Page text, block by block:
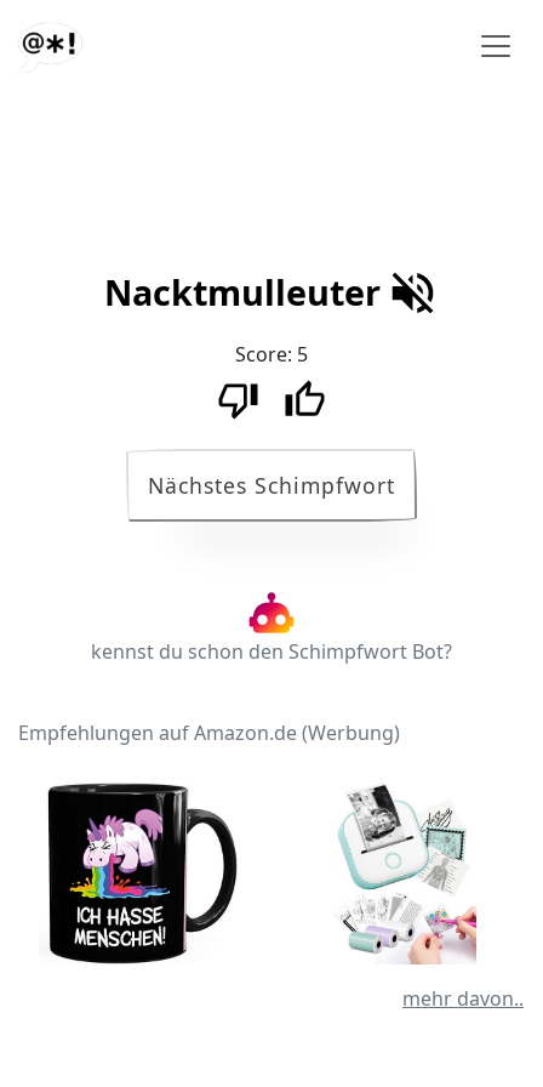
Nacktmulleuter
Score: 5
Nächstes Schimpfwort
kennst du schon den Schimpfwort Bot?
Empfehlungen auf Amazon.de (Werbung)
mehr davon..